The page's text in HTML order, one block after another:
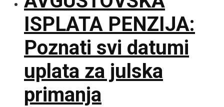
ISPLATA PENZIJA:
Poznati svi datumi
uplata za julska
primanja